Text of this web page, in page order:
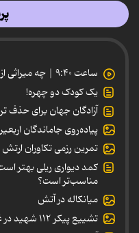
ساعت ۹:۴۰ | چه میراثی از خود به جای گذاشت؟
یک کودک دو چهره!
آزادگان جهان برای حذف
پیاده‌روی جاماندگان
تمرین رزمی تکاوران ارتش
کمد دیواری ریلی بهتر
مناسب‌تر است؟
میانکاله در آتش
تشییع پیکر ۱۱۲ شهید در غزه پس از ۳ سال زیر آوار ماندن